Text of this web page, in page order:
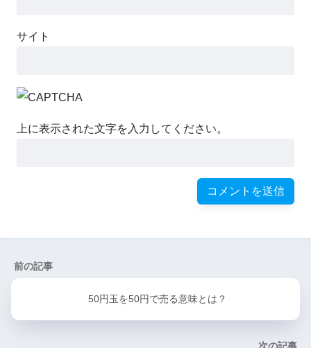
サイト
上に表示された文字を入力してください。
前の記事
50円玉を50円で売る意味とは？